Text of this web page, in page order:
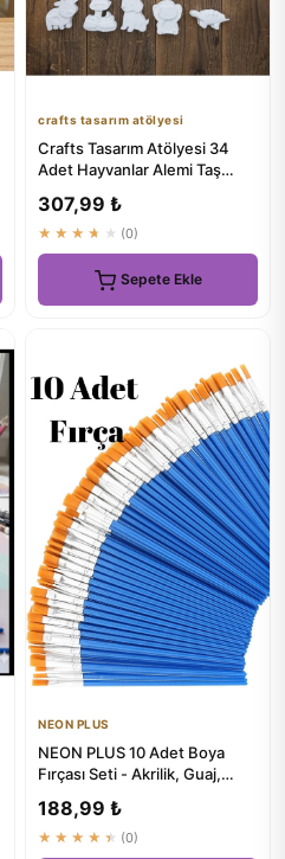
crafts tasarım atölyesi
Crafts Tasarım Atölyesi 34
Adet Hayvanlar Alemi Taş
307,99 ₺
★★★★★ (0)
Sepete Ekle
NEON PLUS
NEON PLUS 10 Adet Boya
Fırçası Seti - Akrilik, Guaj,
188,99 ₺
★★★★★ (0)